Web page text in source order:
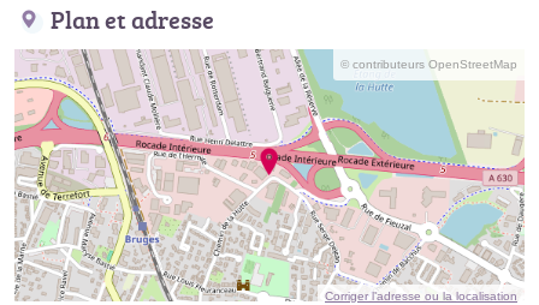
Plan et adresse
© contributeurs OpenStreetMap
Corriger l’adresse ou la localisation